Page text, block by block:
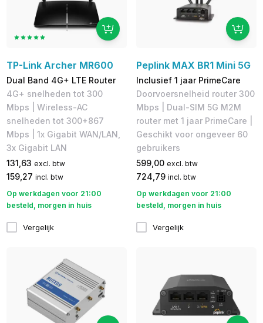
TP-Link Archer MR600
Dual Band 4G+ LTE Router
4G+ snelheden tot 300
Mbps​ | Wireless-AC
snelheden tot 300+867
Mbps | 1x Gigabit WAN/LAN,
3x Gigabit LAN​
131,63 excl. btw
159,27 incl. btw
Op werkdagen voor 21:00
besteld, morgen in huis
Vergelijk
Peplink MAX BR1 Mini 5G
Inclusief 1 jaar PrimeCare
Doorvoersnelheid router 300
Mbps | Dual-SIM 5G M2M
router met 1 jaar PrimeCare |
Geschikt voor ongeveer 60
gebruikers
599,00 excl. btw
724,79 incl. btw
Op werkdagen voor 21:00
besteld, morgen in huis
Vergelijk